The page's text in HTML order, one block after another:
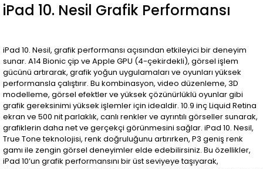
iPad 10. Nesil Grafik Performansı
iPad 10. Nesil, grafik performansı açısından etkileyici bir deneyim
sunar. A14 Bionic çip ve Apple GPU (4-çekirdekli), görsel işlem
gücünü artırarak, grafik yoğun uygulamaları ve oyunları yüksek
performansla çalıştırır. Bu kombinasyon, video düzenleme, 3D
modelleme, görsel efektler ve yüksek çözünürlüklü oyunlar gibi
grafik gereksinimi yüksek işlemler için idealdir. 10.9 inç Liquid Retina
ekran ve 500 nit parlaklık, canlı renkler ve ayrıntılı görseller sunarak,
grafiklerin daha net ve gerçekçi görünmesini sağlar. iPad 10. Nesil,
True Tone teknolojisi, renk doğruluğunu artırırken, P3 geniş renk
gamı ile zengin görsel deneyimler elde edebilirsiniz. Bu özellikler,
iPad 10’un grafik performansını bir üst seviyeye taşıyarak,